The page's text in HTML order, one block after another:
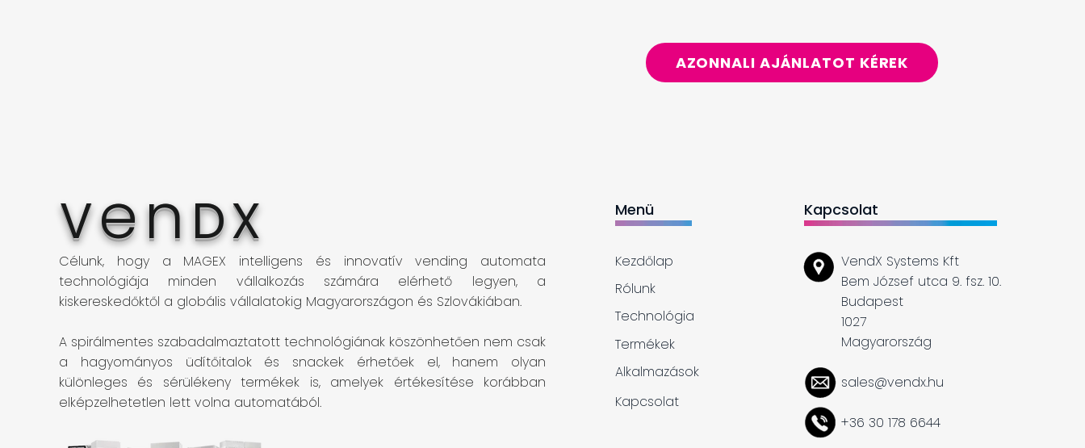
AZONNALI AJÁNLATOT KÉREK
enDX
V
Célunk, hogy a MAGEX intelligens és innovatív vending automata
technológiája minden vállalkozás számára elérhető legyen, a
kiskereskedőktől a globális vállalatokig Magyarországon és Szlovákiában.​
A spirálmentes szabadalmaztatott technológiának köszönhetően nem csak
a hagyományos üdítőitalok és snackek érhetőek el, hanem olyan
különleges és sérülékeny termékek is, amelyek értékesítése korábban
elképzelhetetlen lett volna automatából.
Menü
Kezdőlap
Rólunk
Technológia
Termékek
Alkalmazások
Kapcsolat
Kapcsolat
VendX Systems Kft
Bem József utca 9. fsz. 10.
Budapest
1027
Magyarország
sales@vendx.hu
+36 30 178 6644